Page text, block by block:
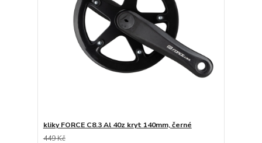
kliky FORCE C8.3 Al 40z kryt 140mm, černé
449 Kč